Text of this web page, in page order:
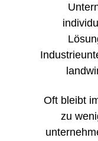
Oft bleibt
zu